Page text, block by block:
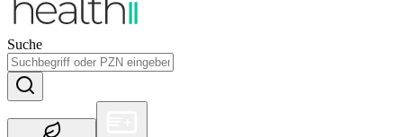
Suche